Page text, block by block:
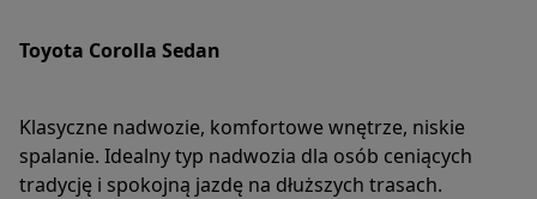
Toyota Corolla Sedan
Klasyczne nadwozie, komfortowe wnętrze, niskie
spalanie. Idealny typ nadwozia dla osób ceniących
tradycję i spokojną jazdę na dłuższych trasach.